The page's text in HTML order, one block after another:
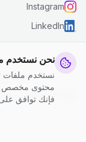
نحن نستخدم
نستخدم ملفات
محتوى مخصص
فإنك توافق
Instagram
LinkedIn
© 2026 جست كلين. جميع الحقوق محفوظة.
إعدادات ملفات تعريف